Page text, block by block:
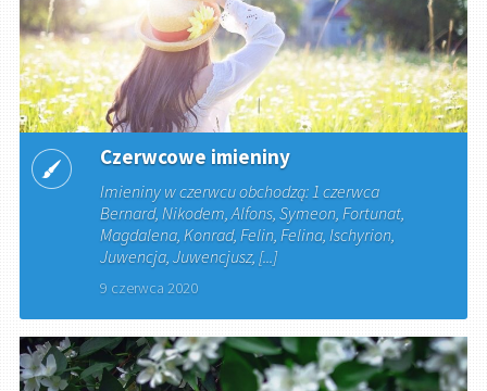
Czerwcowe imieniny
Imieniny w czerwcu obchodzą: 1 czerwca
Bernard, Nikodem, Alfons, Symeon, Fortunat,
Magdalena, Konrad, Felin, Felina, Ischyrion,
Juwencja, Juwencjusz, [...]
9 czerwca 2020